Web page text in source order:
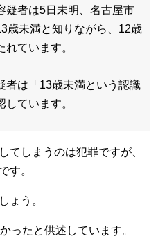
者は5日未明、名古屋市
歳未満と知りながら、12歳
ています。
は「13歳未満という認識
ています。
てしまうのは犯罪ですが、
す。
ょう。
ったと供述しています。